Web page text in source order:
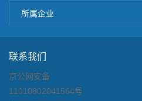
所属企业
联系我们
京公网安备
11010802041564号